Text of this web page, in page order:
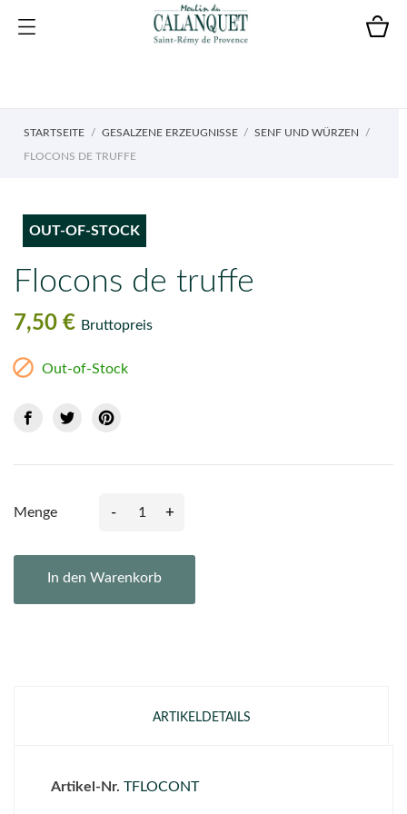
STARTSEITE GESALZENE ERZEUGNISSE SENF UND WÜRZEN
FLOCONS DE TRUFFE
OUT-OF-STOCK
Flocons de truffe
7,50 € Bruttopreis
 Out-of-Stock
Menge - +
In den Warenkorb
ARTIKELDETAILS
Artikel-Nr. TFLOCONT